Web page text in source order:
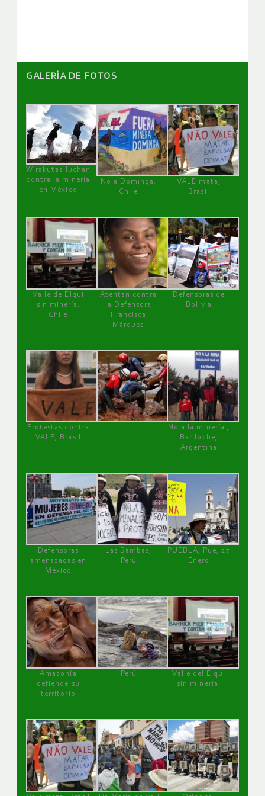
GALERÌA DE FOTOS
Wirakutas luchan
contra la minería
en México
No a Dominga,
Chile
VALE mata,
Brasil
Valle de Elqui
sin minería.
Chile
Atentan contra
la Defensora
Francisca
Márquez
Defensoras de
Bolivia
Protestas contra
VALE, Brasil
No a la minería ,
Bariloche,
Argentina
Defensoras
amenazadas en
México
Las Bambas,
Perú
PUEBLA, Pue, 27
Enero
Amazonía
defiende su
territorio
Perú
Valle del Elqui
sin minería.